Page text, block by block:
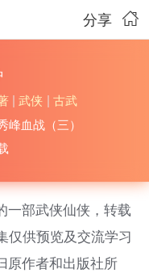
分享
|武侠 | 古武
峰血战（三）
一部武侠仙侠，转载
仅供预览及交流学习
原作者和出版社所